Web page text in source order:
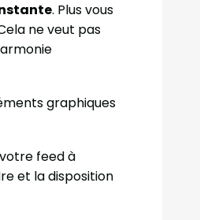
. Plus vous
ne veut pas
graphiques
feed à
et la disposition